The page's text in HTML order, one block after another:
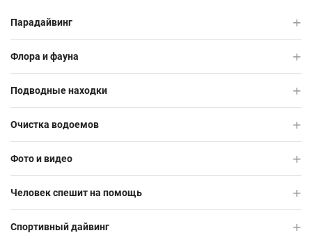
Парадайвинг
Флора и фауна
Подводные находки
Очистка водоемов
Фото и видео
Человек спешит на помощь
Спортивный дайвинг